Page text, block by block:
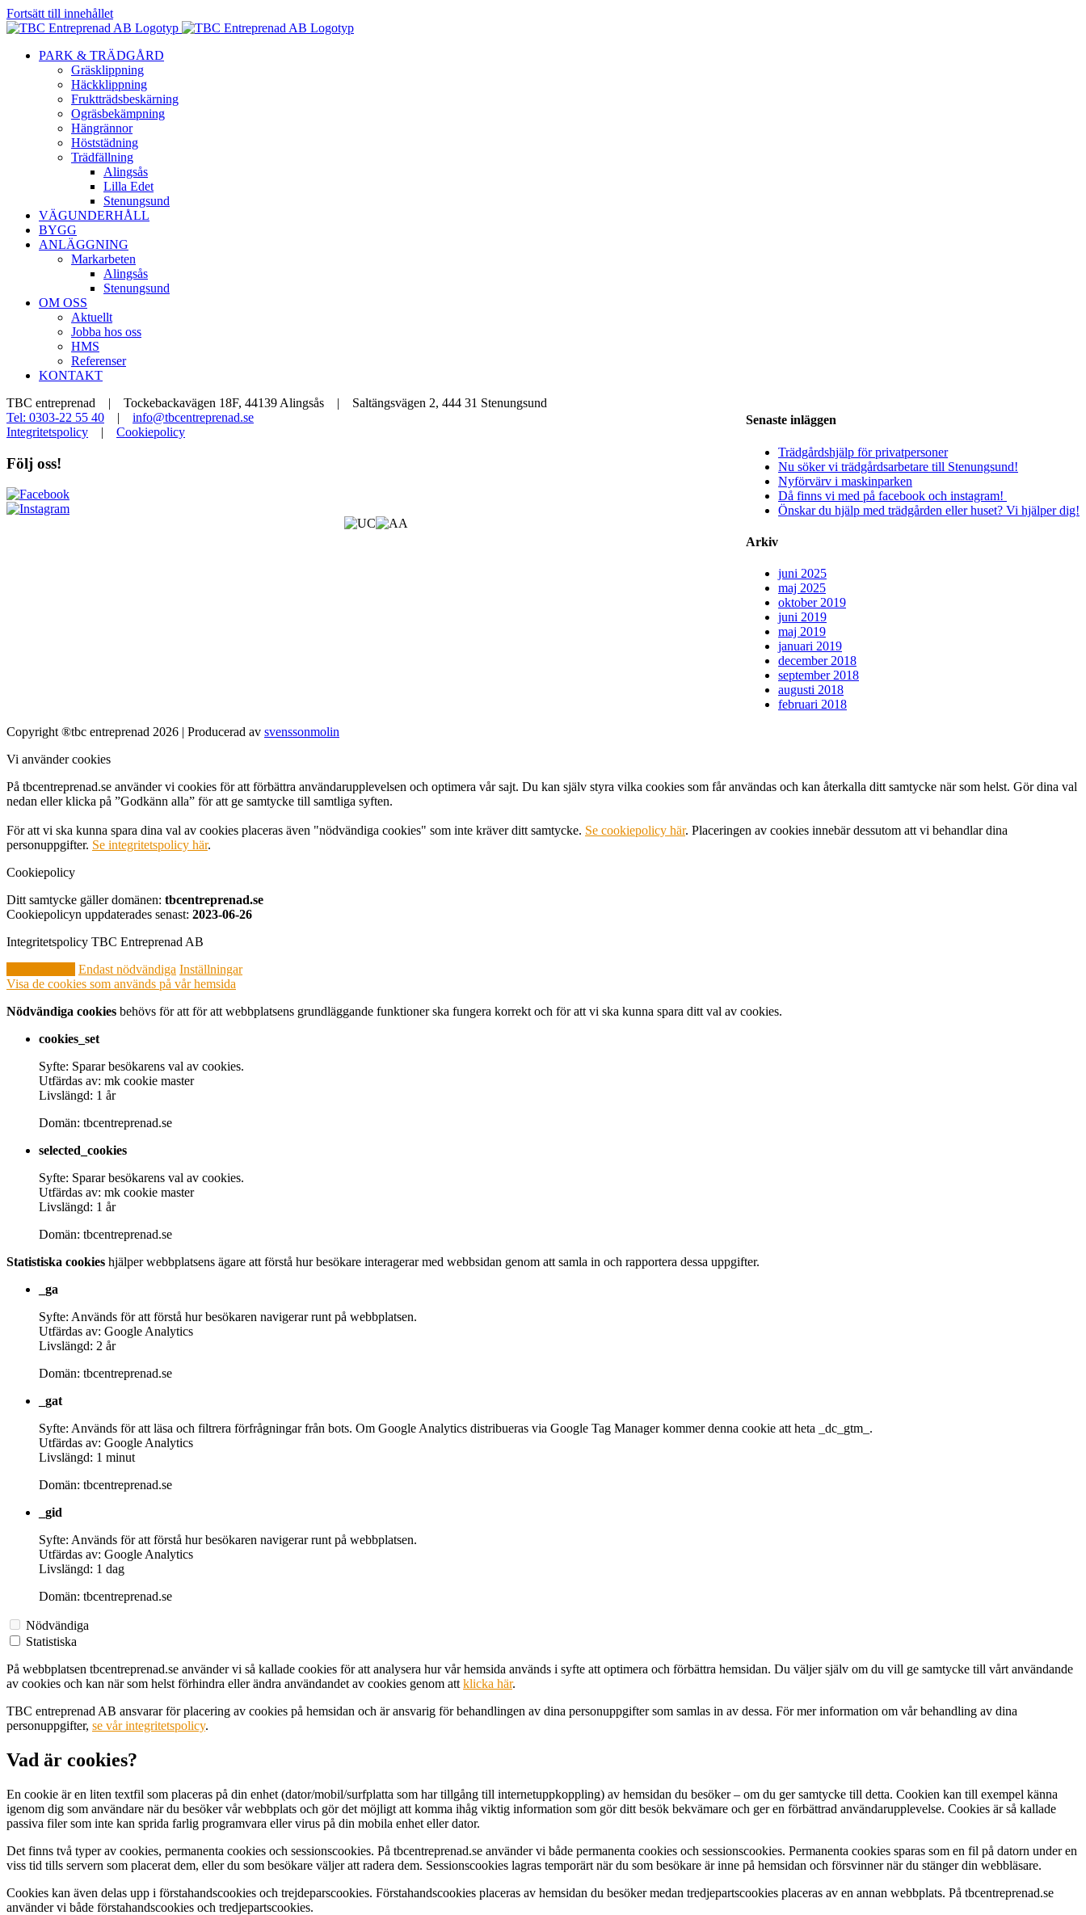
Fortsätt till innehållet
PARK & TRÄDGÅRD
Gräsklippning
Häckklippning
Fruktträdsbeskärning
Ogräsbekämpning
Hängrännor
Höststädning
Trädfällning
Alingsås
Lilla Edet
Stenungsund
VÄGUNDERHÅLL
BYGG
ANLÄGGNING
Markarbeten
Alingsås
Stenungsund
OM OSS
Aktuellt
Jobba hos oss
HMS
Referenser
KONTAKT
Senaste inläggen
Trädgårdshjälp för privatpersoner
Nu söker vi trädgårdsarbetare till Stenungsund!
Nyförvärv i maskinparken
Då finns vi med på facebook och instagram!
Önskar du hjälp med trädgården eller huset? Vi hjälper dig!
Arkiv
juni 2025
maj 2025
oktober 2019
juni 2019
maj 2019
januari 2019
december 2018
september 2018
augusti 2018
februari 2018
TBC entreprenad | Tockebackavägen 18F, 44139 Alingsås | Saltängsvägen 2, 444 31 Stenungsund
Tel: 0303-22 55 40 | info@tbcentreprenad.se
Integritetspolicy | Cookiepolicy
Följ oss!
Copyright ®tbc entreprenad 2026 | Producerad av svenssonmolin
Vi använder cookies
På tbcentreprenad.se använder vi cookies för att förbättra användarupplevelsen och optimera vår sajt. Du kan själv styra vilka cookies som får användas och kan återkalla ditt samtycke när som helst. Gör dina val
nedan eller klicka på ”Godkänn alla” för att ge samtycke till samtliga syften.
För att vi ska kunna spara dina val av cookies placeras även "nödvändiga cookies" som inte kräver ditt samtycke. Se cookiepolicy här. Placeringen av cookies innebär dessutom att vi behandlar dina
personuppgifter. Se integritetspolicy här.
Cookiepolicy
Ditt samtycke gäller domänen: tbcentreprenad.se
Cookiepolicyn uppdaterades senast: 2023-06-26
Integritetspolicy TBC Entreprenad AB
Endast nödvändiga Inställningar
Visa de cookies som används på vår hemsida
Nödvändiga cookies behövs för att för att webbplatsens grundläggande funktioner ska fungera korrekt och för att vi ska kunna spara ditt val av cookies.
cookies_set
Syfte: Sparar besökarens val av cookies.
Utfärdas av: mk cookie master
Livslängd: 1 år
Domän: tbcentreprenad.se
selected_cookies
Syfte: Sparar besökarens val av cookies.
Utfärdas av: mk cookie master
Livslängd: 1 år
Domän: tbcentreprenad.se
Statistiska cookies hjälper webbplatsens ägare att förstå hur besökare interagerar med webbsidan genom att samla in och rapportera dessa uppgifter.
_ga
Syfte: Används för att förstå hur besökaren navigerar runt på webbplatsen.
Utfärdas av: Google Analytics
Livslängd: 2 år
Domän: tbcentreprenad.se
_gat
Syfte: Används för att läsa och filtrera förfrågningar från bots. Om Google Analytics distribueras via Google Tag Manager kommer denna cookie att heta _dc_gtm_.
Utfärdas av: Google Analytics
Livslängd: 1 minut
Domän: tbcentreprenad.se
_gid
Syfte: Används för att förstå hur besökaren navigerar runt på webbplatsen.
Utfärdas av: Google Analytics
Livslängd: 1 dag
Domän: tbcentreprenad.se
Nödvändiga
Statistiska
På webbplatsen tbcentreprenad.se använder vi så kallade cookies för att analysera hur vår hemsida används i syfte att optimera och förbättra hemsidan. Du väljer själv om du vill ge samtycke till vårt användande
av cookies och kan när som helst förhindra eller ändra användandet av cookies genom att klicka här.
TBC entreprenad AB ansvarar för placering av cookies på hemsidan och är ansvarig för behandlingen av dina personuppgifter som samlas in av dessa. För mer information om vår behandling av dina
personuppgifter, se vår integritetspolicy.
Vad är cookies?
En cookie är en liten textfil som placeras på din enhet (dator/mobil/surfplatta som har tillgång till internetuppkoppling) av hemsidan du besöker – om du ger samtycke till detta. Cookien kan till exempel känna
igenom dig som användare när du besöker vår webbplats och gör det möjligt att komma ihåg viktig information som gör ditt besök bekvämare och ger en förbättrad användarupplevelse. Cookies är så kallade
passiva filer som inte kan sprida farlig programvara eller virus på din mobila enhet eller dator.
Det finns två typer av cookies, permanenta cookies och sessionscookies. På tbcentreprenad.se använder vi både permanenta cookies och sessionscookies. Permanenta cookies sparas som en fil på datorn under en
viss tid tills servern som placerat dem, eller du som besökare väljer att radera dem. Sessionscookies lagras temporärt när du som besökare är inne på hemsidan och försvinner när du stänger din webbläsare.
Cookies kan även delas upp i förstahandscookies och trejdeparscookies. Förstahandscookies placeras av hemsidan du besöker medan tredjepartscookies placeras av en annan webbplats. På tbcentreprenad.se
använder vi både förstahandscookies och tredjepartscookies.